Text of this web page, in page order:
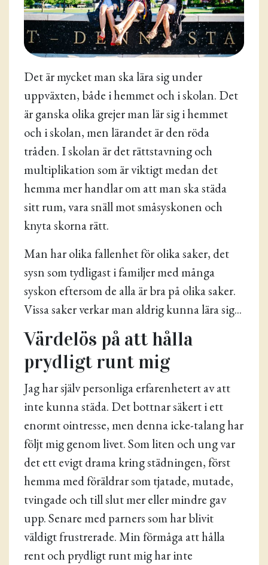
Det är mycket man ska lära sig under
uppväxten, både i hemmet och i skolan. Det
är ganska olika grejer man lär sig i hemmet
och i skolan, men lärandet är den röda
tråden. I skolan är det rättstavning och
multiplikation som är viktigt medan det
hemma mer handlar om att man ska städa
sitt rum, vara snäll mot småsyskonen och
knyta skorna rätt.
Man har olika fallenhet för olika saker, det
sysn som tydligast i familjer med många
syskon eftersom de alla är bra på olika saker.
Vissa saker verkar man aldrig kunna lära sig...
Värdelös på att hålla
prydligt runt mig
Jag har själv personliga erfarenhetert av att
inte kunna städa. Det bottnar säkert i ett
enormt ointresse, men denna icke-talang har
följt mig genom livet. Som liten och ung var
det ett evigt drama kring städningen, först
hemma med föräldrar som tjatade, mutade,
tvingade och till slut mer eller mindre gav
upp. Senare med parners som har blivit
väldigt frustrerade. Min förmåga att hålla
rent och prydligt runt mig har inte